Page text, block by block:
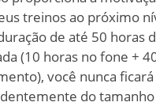
treinos ao próximo
de até 50 horas
(10 horas no fone +
você nunca
do tamanho